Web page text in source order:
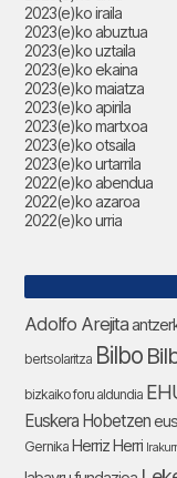
2023(e)ko iraila
2023(e)ko abuztua
2023(e)ko uztaila
2023(e)ko ekaina
2023(e)ko maiatza
2023(e)ko apirila
2023(e)ko martxoa
2023(e)ko otsaila
2023(e)ko urtarrila
2022(e)ko abendua
2022(e)ko azaroa
2022(e)ko urria
Adolfo Arejita
bertsolaritza Bilbo
bizkaiko foru aldundia
Euskera Hobetzen
Gernika Herriz Herri